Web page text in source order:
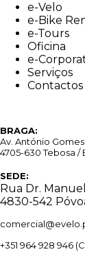
e-Velo
e-Bike
e-Tours
Oficina
e-
Serviços
Contactos
BRAGA:
Av. António Gomes
4705-630 Tebosa /
SEDE:
Rua Dr.
4830-542
+351 964 928 946